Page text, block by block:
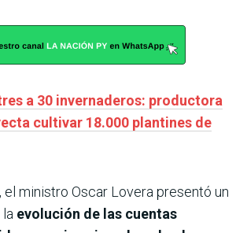
a 30 invernaderos: productora
cultivar 18.000 plantines de
el ministro Oscar Lovera presentó un
evolución de las cuentas